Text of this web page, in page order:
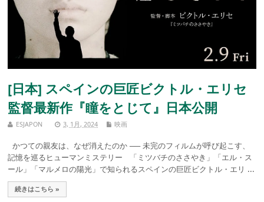
[日本] スペインの巨匠ビクトル・エリセ
監督最新作『瞳をとじて』日本公開
ESJAPON 3, 1月, 2024 映画
かつての親友は、なぜ消えたのか ── 未完のフィルムが呼び起こす、
記憶を巡るヒューマンミステリー 「ミツバチのささやき」「エル・ス
ール」「マルメロの陽光」で知られるスペインの巨匠ビクトル・エリ ...
続きはこちら »